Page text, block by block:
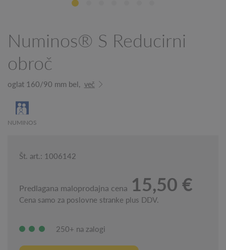
Numinos® S Reducirni
obroč
oglat 160/90 mm bel, več
NUMINOS
Št. art.: 1006142
Predlagana maloprodajna cena 15,50 €
Cena samo za poslovne stranke plus DDV.
250+ na zalogi